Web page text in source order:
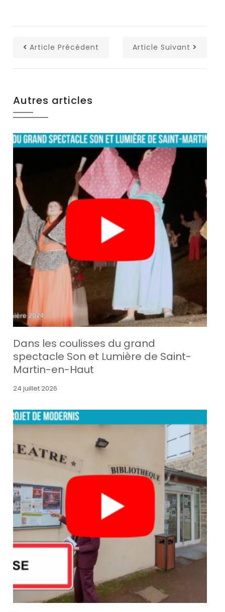
Article Précédent Article Suivant
Autres articles
Dans les coulisses du grand
spectacle Son et Lumière de Saint-
Martin-en-Haut
24 juillet 2026